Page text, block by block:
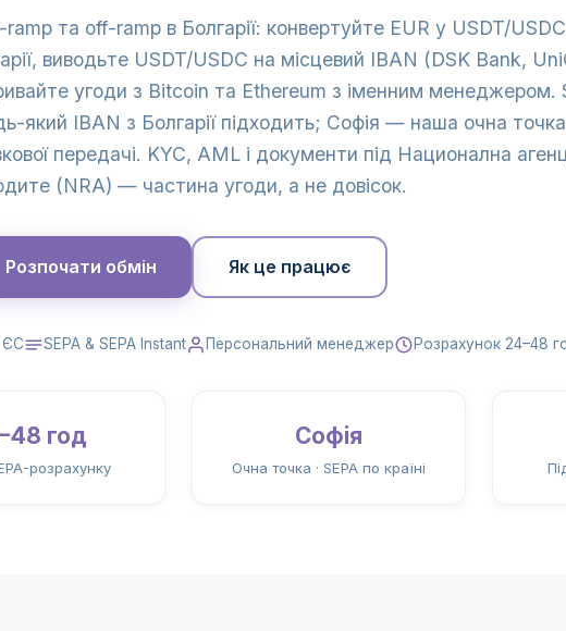
та off-ramp в Болгарії: конвертуйте EUR у USDT/
виводьте USDT/USDC на місцевий IBAN (DSK Bank,
угоди з Bitcoin та Ethereum з іменним менеджером.
який IBAN з Болгарії підходить; Софія — наша очна
передачі. KYC, AML і документи під Национална
(NRA) — частина угоди, а не довісок.
Розпочати обмін Як це працює
ЄС SEPA & SEPA Instant Персональний менеджер Розрахунок 24–48
год
розрахунку
Софія
Очна точка · SEPA по країні